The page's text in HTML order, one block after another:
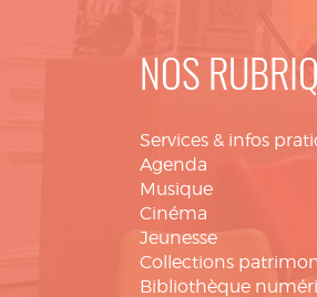
NOS
Services & infos
Agenda
Musique
Cinéma
Jeunesse
Collections
Bibliothèque